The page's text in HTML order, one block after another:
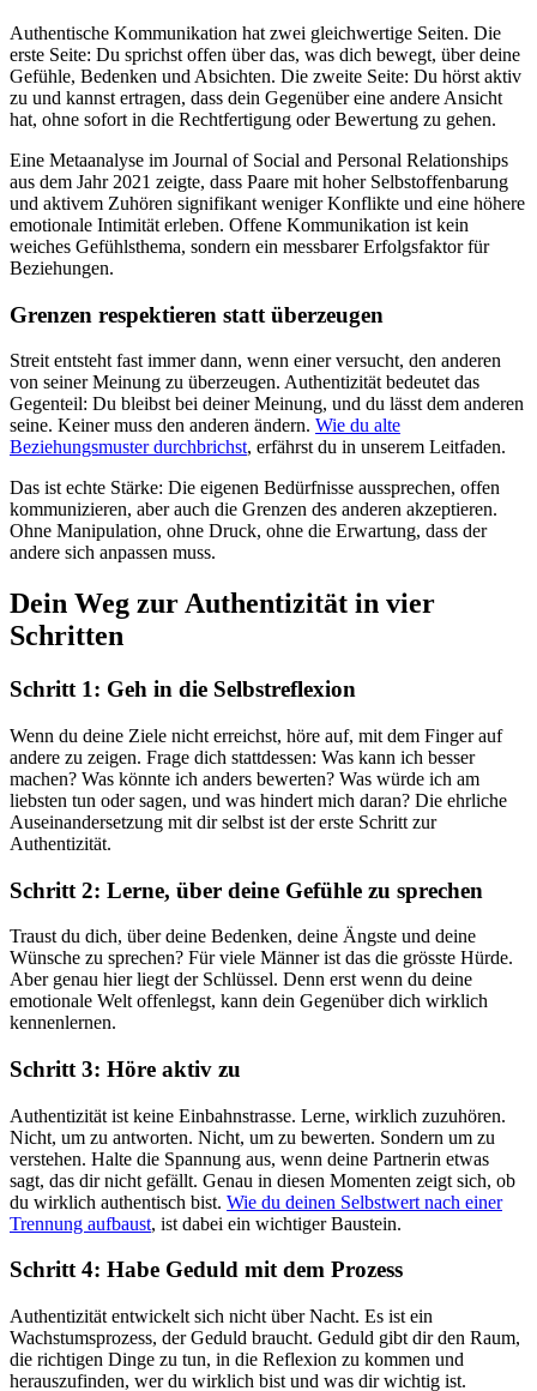
Authentische Kommunikation hat zwei gleichwertige Seiten. Die
erste Seite: Du sprichst offen über das, was dich bewegt, über deine
Gefühle, Bedenken und Absichten. Die zweite Seite: Du hörst aktiv
zu und kannst ertragen, dass dein Gegenüber eine andere Ansicht
hat, ohne sofort in die Rechtfertigung oder Bewertung zu gehen.
Eine Metaanalyse im Journal of Social and Personal Relationships
aus dem Jahr 2021 zeigte, dass Paare mit hoher Selbstoffenbarung
und aktivem Zuhören signifikant weniger Konflikte und eine höhere
emotionale Intimität erleben. Offene Kommunikation ist kein
weiches Gefühlsthema, sondern ein messbarer Erfolgsfaktor für
Beziehungen.
Grenzen respektieren statt überzeugen
Streit entsteht fast immer dann, wenn einer versucht, den anderen
von seiner Meinung zu überzeugen. Authentizität bedeutet das
Gegenteil: Du bleibst bei deiner Meinung, und du lässt dem anderen
seine. Keiner muss den anderen ändern. Wie du alte
Beziehungsmuster durchbrichst, erfährst du in unserem Leitfaden.
Das ist echte Stärke: Die eigenen Bedürfnisse aussprechen, offen
kommunizieren, aber auch die Grenzen des anderen akzeptieren.
Ohne Manipulation, ohne Druck, ohne die Erwartung, dass der
andere sich anpassen muss.
Dein Weg zur Authentizität in vier
Schritten
Schritt 1: Geh in die Selbstreflexion
Wenn du deine Ziele nicht erreichst, höre auf, mit dem Finger auf
andere zu zeigen. Frage dich stattdessen: Was kann ich besser
machen? Was könnte ich anders bewerten? Was würde ich am
liebsten tun oder sagen, und was hindert mich daran? Die ehrliche
Auseinandersetzung mit dir selbst ist der erste Schritt zur
Authentizität.
Schritt 2: Lerne, über deine Gefühle zu sprechen
Traust du dich, über deine Bedenken, deine Ängste und deine
Wünsche zu sprechen? Für viele Männer ist das die grösste Hürde.
Aber genau hier liegt der Schlüssel. Denn erst wenn du deine
emotionale Welt offenlegst, kann dein Gegenüber dich wirklich
kennenlernen.
Schritt 3: Höre aktiv zu
Authentizität ist keine Einbahnstrasse. Lerne, wirklich zuzuhören.
Nicht, um zu antworten. Nicht, um zu bewerten. Sondern um zu
verstehen. Halte die Spannung aus, wenn deine Partnerin etwas
sagt, das dir nicht gefällt. Genau in diesen Momenten zeigt sich, ob
du wirklich authentisch bist. Wie du deinen Selbstwert nach einer
Trennung aufbaust, ist dabei ein wichtiger Baustein.
Schritt 4: Habe Geduld mit dem Prozess
Authentizität entwickelt sich nicht über Nacht. Es ist ein
Wachstumsprozess, der Geduld braucht. Geduld gibt dir den Raum,
die richtigen Dinge zu tun, in die Reflexion zu kommen und
herauszufinden, wer du wirklich bist und was dir wichtig ist.